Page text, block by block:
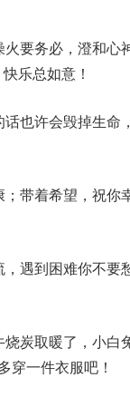
要务必，澄和心
乐总如意！
也许会毁掉生命
带着希望，祝你
遇到困难你不要
炭取暖了，小白
穿一件衣服吧！